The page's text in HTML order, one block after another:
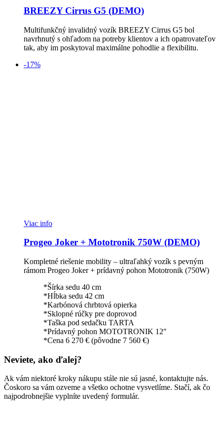
BREEZY Cirrus G5 (DEMO)
Multifunkčný invalidný vozík BREEZY Cirrus G5 bol
navrhnutý s ohľadom na potreby klientov a ich opatrovateľov
tak, aby im poskytoval maximálne pohodlie a flexibilitu.
-17%
Viac info
Progeo Joker + Mototronik 750W (DEMO)
Kompletné riešenie mobility – ultraľahký vozík s pevným
rámom Progeo Joker + prídavný pohon Mototronik (750W)
*Šírka sedu 40 cm
*Hĺbka sedu 42 cm
*Karbónová chrbtová opierka
*Sklopné rúčky pre doprovod
*Taška pod sedačku TARTA
*Prídavný pohon MOTOTRONIK 12″
*Cena 6 270 € (pôvodne 7 560 €)
Neviete, ako ďalej?
Ak vám niektoré kroky nákupu stále nie sú jasné, kontaktujte nás.
Čoskoro sa vám ozveme a všetko ochotne vysvetlíme. Stačí, ak čo
najpodrobnejšie vyplníte uvedený formulár.